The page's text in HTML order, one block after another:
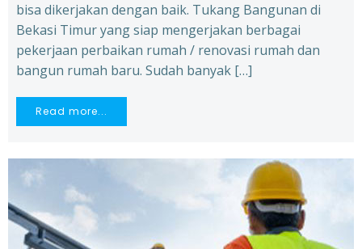
bisa dikerjakan dengan baik. Tukang Bangunan di
Bekasi Timur yang siap mengerjakan berbagai
pekerjaan perbaikan rumah / renovasi rumah dan
bangun rumah baru. Sudah banyak […]
Read more...